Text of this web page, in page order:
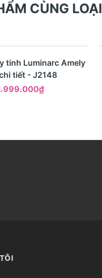
CÙNG LOẠI
Xem nhanh
tinh Luminarc Amely
tiết - J2148